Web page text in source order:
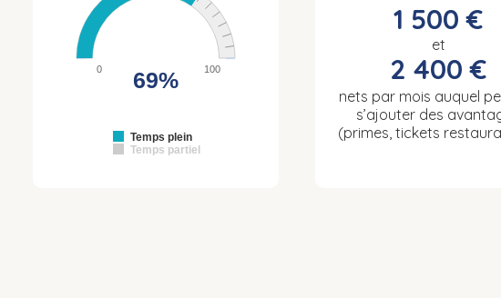
Temps plein
Temps partiel
0 100
69%
1 500 €
et
2 400 €
nets par mois auquel
s’ajouter des
(primes, tickets